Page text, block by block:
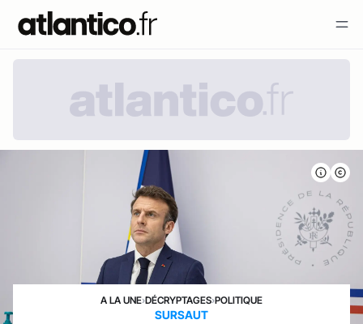
A LA UNE›DÉCRYPTAGES›POLITIQUE
SURSAUT